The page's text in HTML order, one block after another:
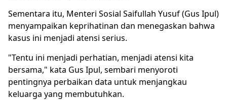
Sementara itu, Menteri Sosial Saifullah Yusuf (Gus Ipul)
menyampaikan keprihatinan dan menegaskan bahwa
kasus ini menjadi atensi serius.
"Tentu ini menjadi perhatian, menjadi atensi kita
bersama," kata Gus Ipul, sembari menyoroti
pentingnya perbaikan data untuk menjangkau
keluarga yang membutuhkan.